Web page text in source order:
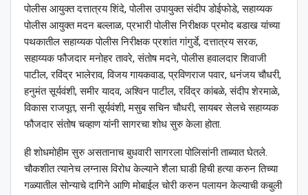
पोलीस आयुक्त दत्तात्रय शिंदे, पोलीस उपायुक्त संदीप डोईफोडे, सहाय्यक
पोलीस आयुक्त मदन बल्लाळ, प्रभारी पोलीस निरीक्षक प्रमोद बडाख यांच्या
पथकातील सहाय्यक पोलीस निरीक्षक प्रशांत गांगुर्डे, दत्तात्रय सरक,
सहाय्यक फौजदार मनोहर तावरे, संतोष मदने, पोलीस हवालदार शिवाजी
पाटील, रविंद्र भालेराव, विजय गायकवाड, प्रविणराज पवार, धनंजय चौधरी,
हनुमंत सूर्यवंशी, समीर यादव, अश्विन पाटील, रविंद्र कांबळे, संदीप शेरमाळे,
विकास राजपूत, सनी सूर्यवंशी, मसुब सचिन चौधरी, सायबर सेलचे सहाय्यक
फौजदार संतोष चव्हाण यांनी सागरचा शोध सुरु केला होता.
ही शोधमोहीम सुरु असतानाच बुधवारी सागरला पोलिसांनी ताब्यात घेतले.
चौकशीत त्यानेच लग्नास विरोध केल्याने शैला घाडी हिची हत्या करुन तिच्या
गळ्यातील सोन्याचे दागिने आणि मोबाईल चोरी करुन पलायन केल्याची कबुली